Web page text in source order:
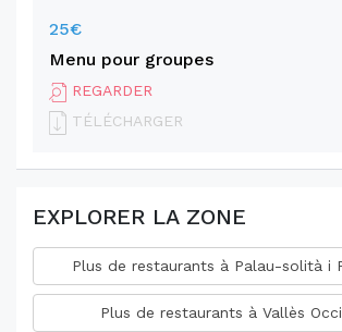
25€
Menu pour groupes
REGARDER
TÉLÉCHARGER
EXPLORER LA ZONE
Plus de restaurants à Palau-solità i
Plus de restaurants à Vallès